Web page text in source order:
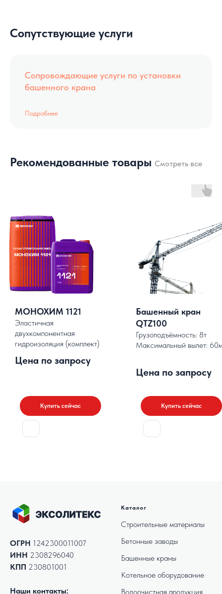
Сопутствующие услуги
Сопровождающие услуги по установки
башенного крана
Подробнее
Рекомендованные товары Смотреть все
МОНОХИМ 1121
Эластичная
двухкомпонентная
гидроизоляция (комплект)
Цена по запросу
Купить сейчас
Башенный кран
QTZ100
Грузоподъёмность: 8т
Максимальный вылет:
Цена по запросу
Купить сейчас
ОГРН 1242300011007
ИНН 2308296040
КПП 230801001
Наши контакты:
Каталог
Строительные материалы
Бетонные заводы
Башенные краны
Котельное оборудование
Водоочистная продукция